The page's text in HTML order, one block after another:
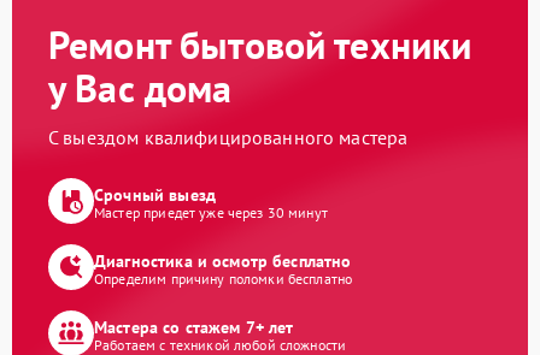
Ремонт бытовой техники
у Вас дома
С выездом квалифицированного мастера
Срочный выезд
Мастер приедет уже через 30 минут
Диагностика и осмотр бесплатно
Определим причину поломки бесплатно
Мастера со стажем 7+ лет
Работаем с техникой любой сложности